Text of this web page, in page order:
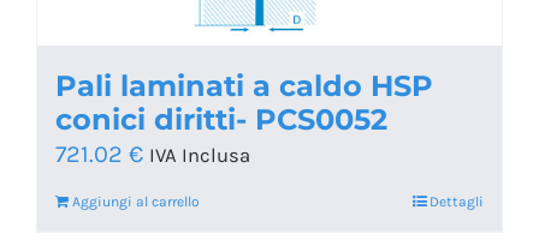
Pali laminati a caldo HSP
conici diritti- PCS0052
721.02 € IVA Inclusa
Aggiungi al carrello Dettagli